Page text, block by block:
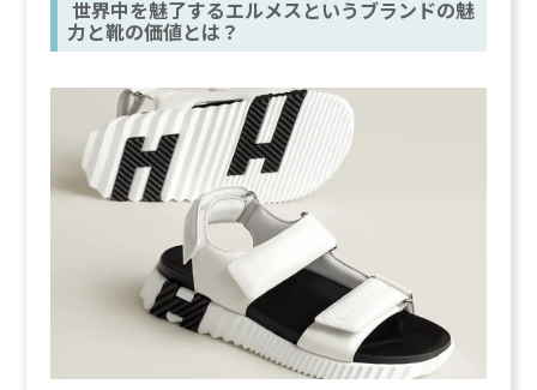
世界中を魅了するエルメスというブランドの魅
力と靴の価値とは？